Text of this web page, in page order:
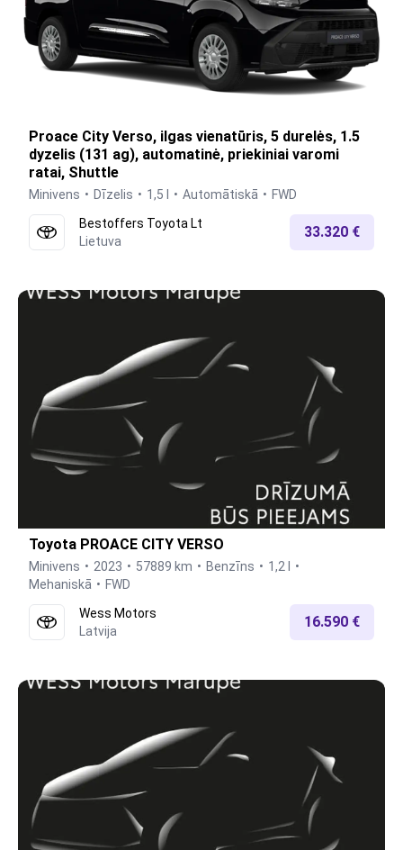
Proace City Verso, ilgas vienatūris, 5 durelės, 1.5
dyzelis (131 ag), automatinė, priekiniai varomi
ratai, Shuttle
Minivens Dīzelis 1,5 l Automātiskā
FWD
Bestoffers Toyota Lt
Lietuva
33.320 €
Toyota PROACE CITY VERSO
Minivens 2023 57889 km Benzīns
1,2 l
Mehaniskā
FWD
Wess Motors
Latvija
16.590 €